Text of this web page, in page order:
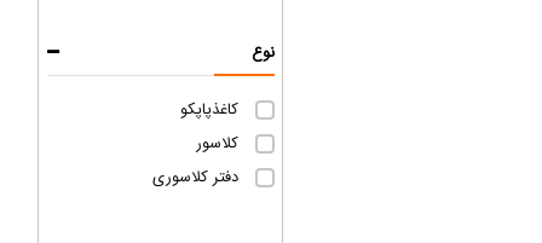
نوع
کاغذپاپکو
کلاسور
دفتر کلاسوری